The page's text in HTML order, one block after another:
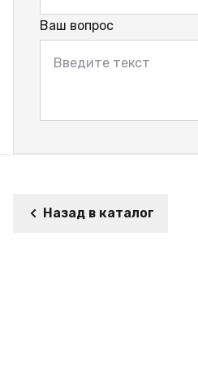
Ваш вопрос
Назад в каталог